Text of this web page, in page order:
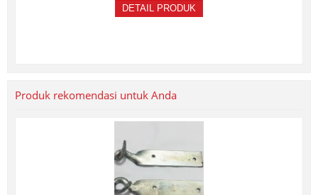
DETAIL PRODUK
Produk rekomendasi untuk Anda